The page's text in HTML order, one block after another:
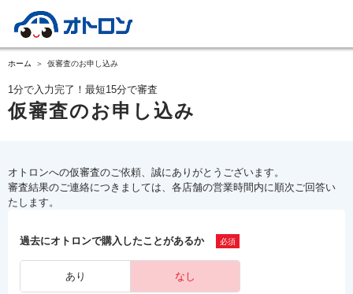
ホーム 仮審査のお申し込み
1分で入力完了！最短15分で審査
仮審査のお申し込み
オトロンへの仮審査のご依頼、誠にありがとうございます。
審査結果のご連絡につきましては、各店舗の営業時間内に順次ご回答い
たします。
過去にオトロンで購入したことがあるか
あり なし